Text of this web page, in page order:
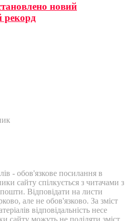
новий
рекорд
- обов'язкове посилання в
сайту спілкується з читачами з
Відповідати на листи
але не обов'язково. За зміст
відповідальність несе
сайту можуть не поділяти зміст